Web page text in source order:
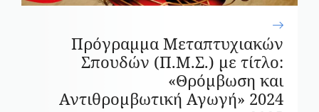
Πρόγραμμα Μεταπτυχιακών
Σπουδών (Π.Μ.Σ.) με τίτλο:
«Θρόμβωση και
Αντιθρομβωτική Αγωγή» 2024